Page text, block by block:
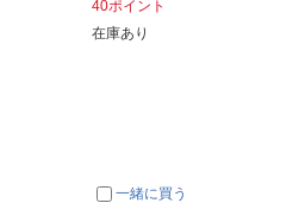
40ポイント
在庫あり
一緒に買う